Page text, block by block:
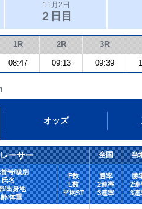
11月2日
２日目
1R 2R 3R
08:47 09:13 09:39
オッズ
ーサー 全国 当
号/級別
氏名
/出身地
/体重
F数
L数
平均ST
勝率
2連率
3連率
勝
2連
3連